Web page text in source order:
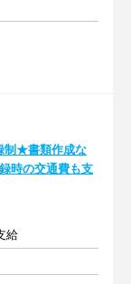
制★書類作成な
時の交通費も支
給